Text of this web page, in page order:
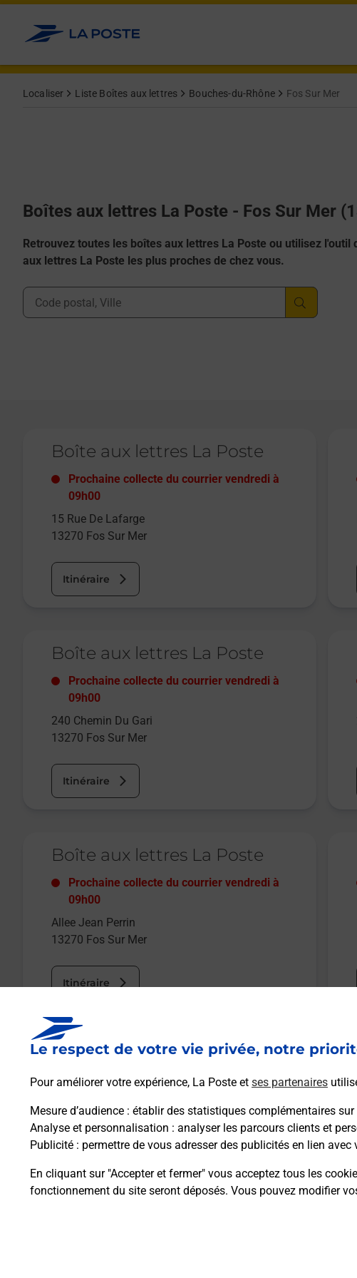
Le respect de votre vie privée, notre
Pour améliorer votre expérience, La Poste et ses partenaires
Mesure d’audience : établir des statistiques complémentaires
Analyse et personnalisation : analyser les parcours clients et
Publicité : permettre de vous adresser des publicités en lien
En cliquant sur "Accepter et fermer" vous acceptez tous les
fonctionnement du site seront déposés. Vous pouvez modifier
Allez au contenu
Localiser Liste Boîtes aux lettres Bouches-du-Rhône Fos Sur Mer
Boîtes aux lettres La Poste - Fos Sur Mer
Retrouvez toutes les boîtes aux lettres La Poste ou utilisez
aux lettres La Poste les plus proches de chez vous.
Ville, Département, Code Postal
Boîte aux lettres La Poste
Prochaine collecte du courrier vendredi à
09h00
15 Rue De Lafarge
13270 Fos Sur Mer
Itinéraire
Boîte aux lettres La Poste
Prochaine collecte du courrier vendredi à
09h00
240 Chemin Du Gari
13270 Fos Sur Mer
Itinéraire
Boîte aux lettres La Poste
Prochaine collecte du courrier vendredi à
09h00
Allee Jean Perrin
13270 Fos Sur Mer
Itinéraire
Boîte aux lettres La Poste
Prochaine collecte du courriervendredià
185 Avenue De Cantegrillet
13270 Fos Sur Mer
Itinéraire
Le lien s'ouvre dans un nouvel onglet Le